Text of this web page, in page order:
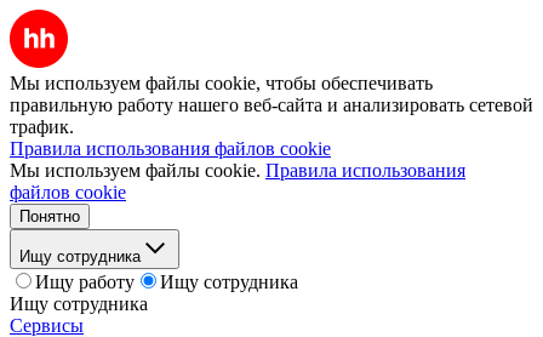
Мы используем файлы cookie, чтобы обеспечивать
правильную работу нашего веб-сайта и анализировать сетевой
трафик.
Правила использования файлов cookie
Мы используем файлы cookie. Правила использования
файлов cookie
Понятно
Ищу сотрудника
Ищу работу
Ищу сотрудника
Ищу сотрудника
Сервисы